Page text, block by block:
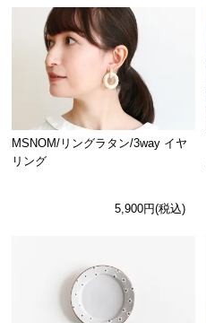
MSNOM/リングラタン/3way イヤ
リング
5,900円(税込)